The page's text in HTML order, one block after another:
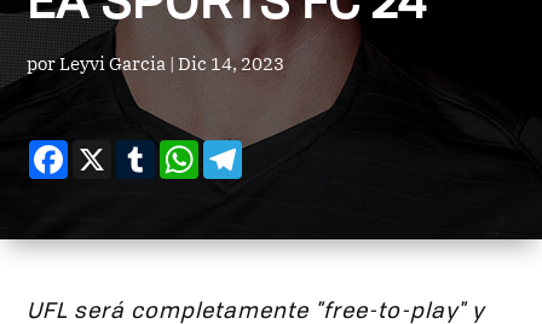
porLeyvi Garcia |Dic 14, 2023
Facebook
X TumblrWhatsAppTelegram
UFL será completamente "free-to-play" y